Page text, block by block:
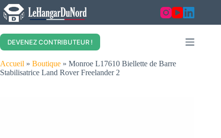
Skip
to
content
DEVENEZ CONTRIBUTEUR !
Accueil » Boutique » Monroe L17610 Biellette de Barre
Stabilisatrice Land Rover Freelander 2